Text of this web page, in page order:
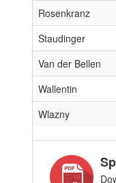
Rosenkranz
Staudinger
Van der Bellen
Wallentin
Wlazny